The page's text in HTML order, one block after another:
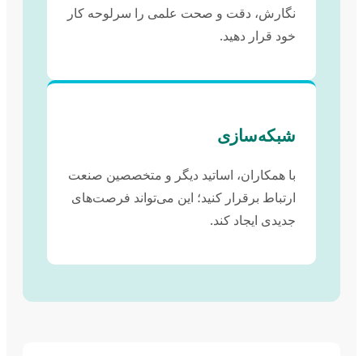
نگارش، دقت و صحت علمی را سرلوحه کار
خود قرار دهید.
شبکه‌سازی
با همکاران، اساتید دیگر و متخصصین صنعت
ارتباط برقرار کنید؛ این می‌تواند فرصت‌های
جدیدی ایجاد کند.